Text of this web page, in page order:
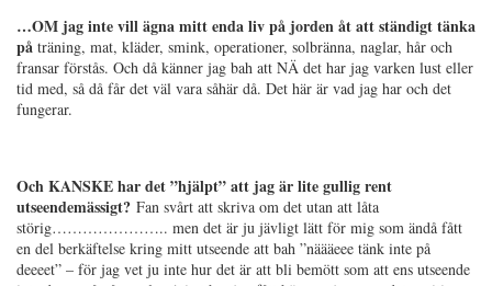
…OM jag inte vill ägna mitt enda liv på jorden åt att ständigt tänka
på träning, mat, kläder, smink, operationer, solbränna, naglar, hår och
fransar förstås. Och då känner jag bah att NÄ det har jag varken lust eller
tid med, så då får det väl vara såhär då. Det här är vad jag har och det
fungerar.
Och KANSKE har det ”hjälpt” att jag är lite gullig rent
utseendemässigt? Fan svårt att skriva om det utan att låta
störig………………….. men det är ju jävligt lätt för mig som ändå fått
en del berkäftelse kring mitt utseende att bah ”näääeee tänk inte på
deeeet” – för jag vet ju inte hur det är att bli bemött som att ens utseende